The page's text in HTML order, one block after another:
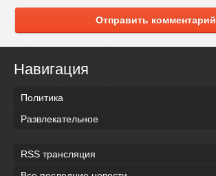
Отправить комментарий
Навигация
Политика
Развлекательное
RSS трансляция